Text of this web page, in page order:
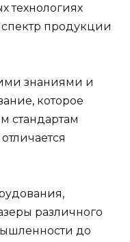
технологиях
продукции
знаниями и
которое
стандартам
различного
до